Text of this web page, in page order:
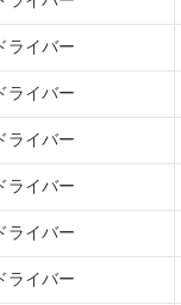
イバー
イバー
イバー
イバー
イバー
イバー